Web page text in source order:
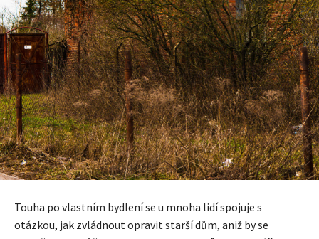
Touha po vlastním bydlení se u mnoha lidí spojuje s
otázkou, jak zvládnout opravit starší dům, aniž by se